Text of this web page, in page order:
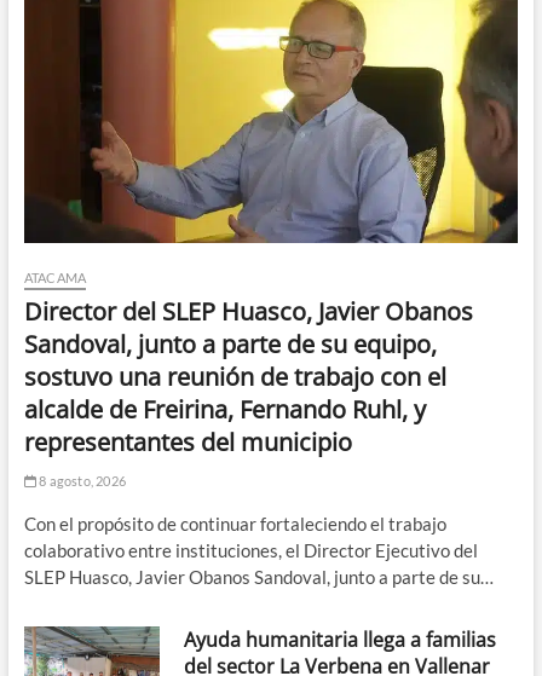
ATACAMA
Director del SLEP Huasco, Javier Obanos
Sandoval, junto a parte de su equipo,
sostuvo una reunión de trabajo con el
alcalde de Freirina, Fernando Ruhl, y
representantes del municipio
8 agosto, 2026
Con el propósito de continuar fortaleciendo el trabajo
colaborativo entre instituciones, el Director Ejecutivo del
SLEP Huasco, Javier Obanos Sandoval, junto a parte de su…
Ayuda humanitaria llega a familias
del sector La Verbena en Vallenar